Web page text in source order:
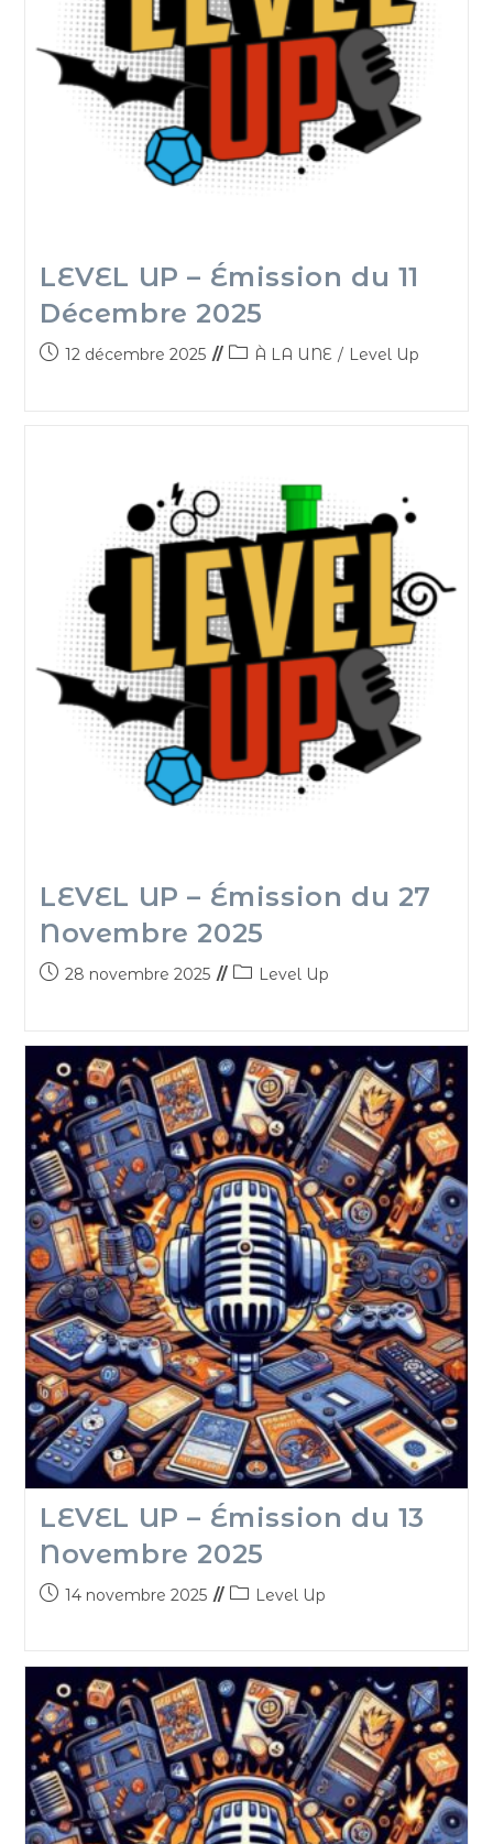
LEVEL UP – Émission du 11
Décembre 2025
12 décembre 2025 À LA UNE / Level Up
LEVEL UP – Émission du 27
Novembre 2025
28 novembre 2025 Level Up
LEVEL UP – Émission du 13
Novembre 2025
14 novembre 2025 Level Up